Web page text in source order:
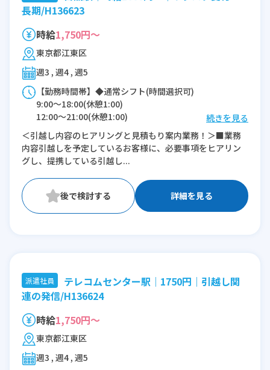
長期/H136623
時給1,750円～
東京都江東区
週3 , 週4 , 週5
【勤務時間帯】◆通常シフト(時間選択可)
9:00〜18:00(休憩1:00)
12:00〜21:00(休憩1:00)
※残業：0〜10時間程度/月
※時短：17:00～21:00
続きを見る
＜引越し内容のヒアリングと見積もり案内業務！＞■業務
内容引越しを予定しているお客様に、必要事項をヒアリン
グし、提携している引越し...
詳細を見る
派遣社員
テレコムセンター駅｜1750円｜引越し関
連の発信/H136624
時給1,750円～
東京都江東区
週3 , 週4 , 週5